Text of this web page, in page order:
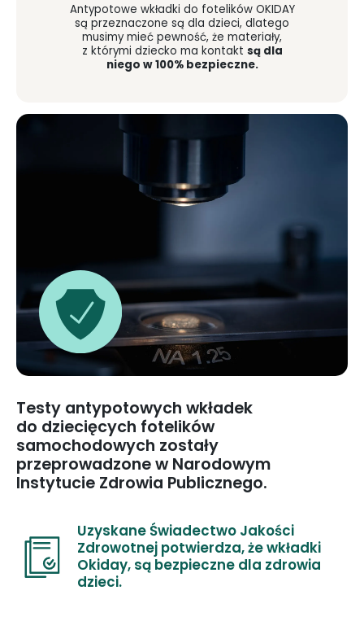
Antypotowe wkładki do fotelików OKIDAY
są przeznaczone są dla dzieci, dlatego
musimy mieć pewność, że materiały,
z którymi dziecko ma kontakt są dla
niego w 100% bezpieczne.
Testy antypotowych wkładek
do dziecięcych fotelików
samochodowych zostały
przeprowadzone w Narodowym
Instytucie Zdrowia Publicznego.
Uzyskane Świadectwo Jakości
Zdrowotnej potwierdza, że wkładki
Okiday, są bezpieczne dla zdrowia
dzieci.